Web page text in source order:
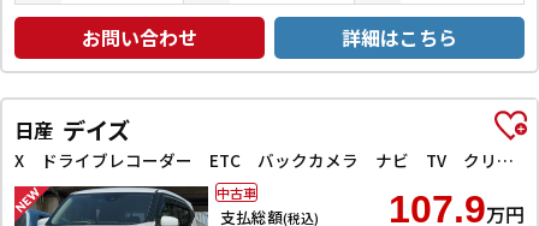
お問い合わせ 詳細はこちら
日産 デイズ
X ドライブレコーダー ETC バックカメラ ナビ TV クリアランスソナー 衝突被害軽減システム オートライト スマートキー アイドリングストップ 電動格納ミラー ベンチシート CVT 盗難防止システム
支払総額(税込) 107.9万円
中古車